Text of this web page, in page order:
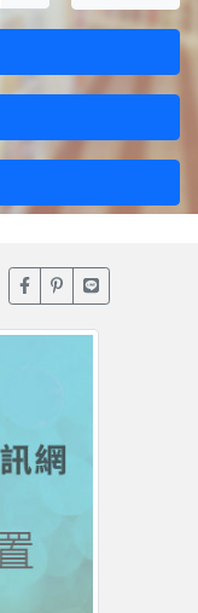
臉書分享(另開新視窗)
噗浪分享(另開新
Line分享(另